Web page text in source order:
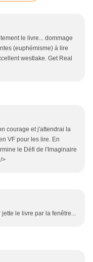
le livre... dommage
(euphémisme) à lire
westlake. Get Real
courage et j'attendrai la
VF pour les lire. En
le Défi de l'Imaginaire
>
le livre par la fenêtre...